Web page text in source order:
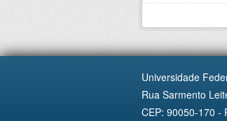
Universidade
Rua Sarmento
CEP: 90050-170 -